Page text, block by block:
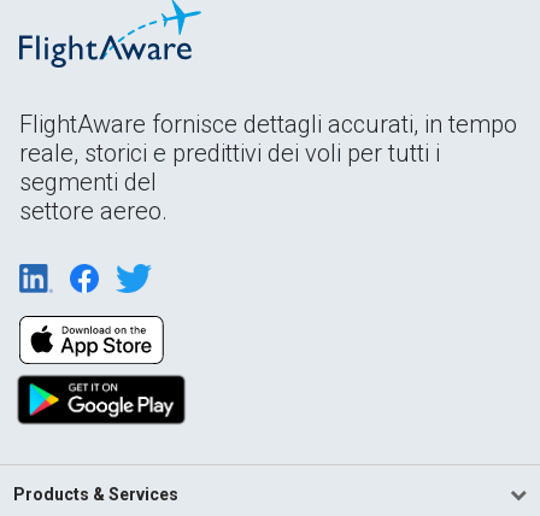
FlightAware fornisce dettagli accurati, in tempo
reale, storici e predittivi dei voli per tutti i
segmenti del
settore aereo.
Products & Services